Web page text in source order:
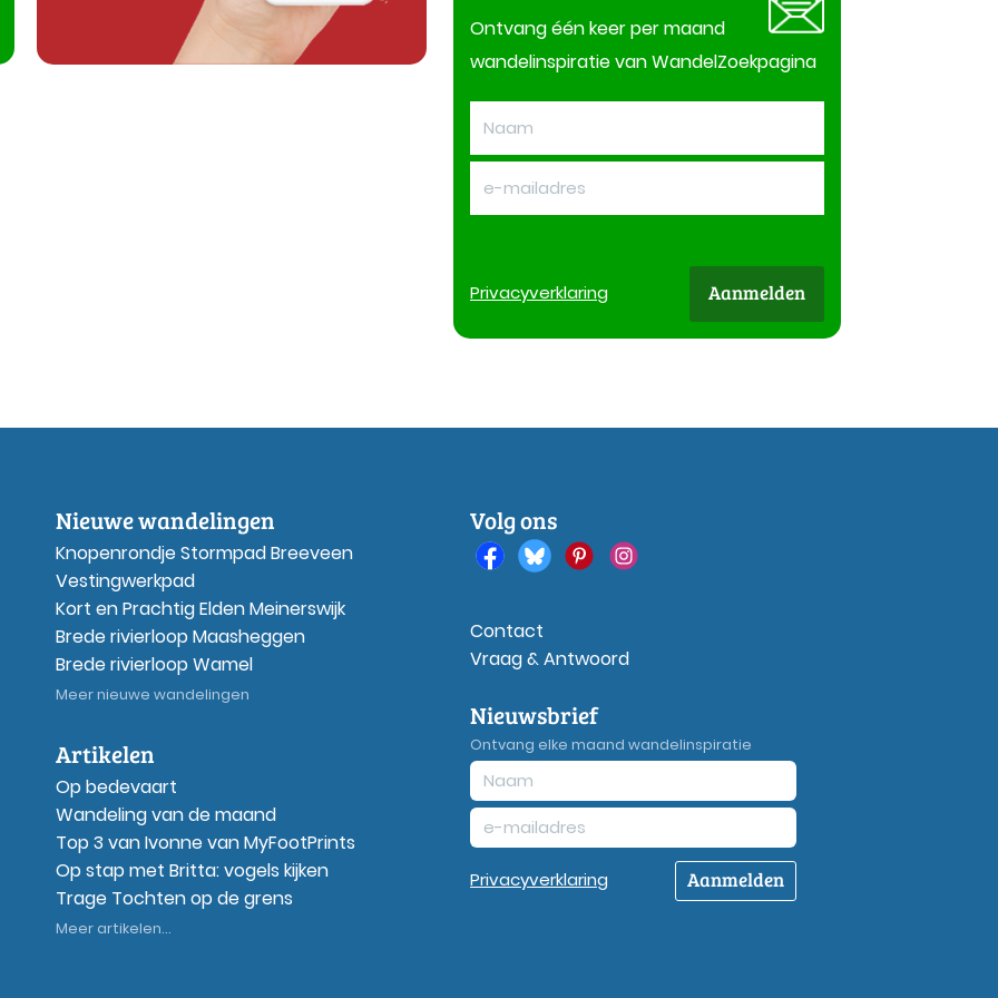
Ontvang één keer per maand
wandelinspiratie van WandelZoekpagina
Privacyverklaring Aanmelden
Nieuwe wandelingen
Knopenrondje Stormpad Breeveen
Vestingwerkpad
Kort en Prachtig Elden Meinerswijk
Brede rivierloop Maasheggen
Brede rivierloop Wamel
Meer nieuwe wandelingen
Artikelen
Op bedevaart
Wandeling van de maand
Top 3 van Ivonne van MyFootPrints
Op stap met Britta: vogels kijken
Trage Tochten op de grens
Meer artikelen...
Volg ons
Contact
Vraag & Antwoord
Nieuwsbrief
Ontvang elke maand wandelinspiratie
Privacyverklaring Aanmelden